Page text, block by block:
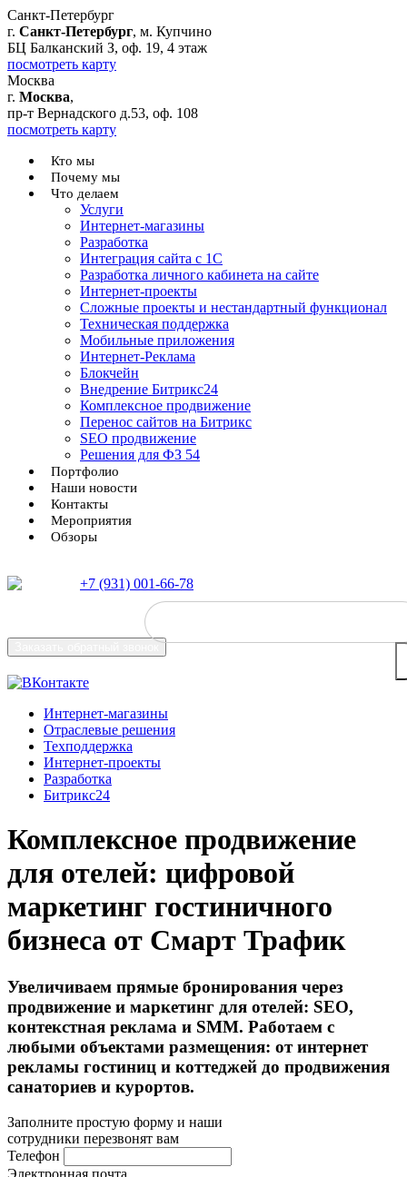
Санкт-Петербург
г. Санкт-Петербург, м. Купчино
БЦ Балканский З, оф. 19, 4 этаж
посмотреть карту
Москва
г. Москва,
пр-т Вернадского д.53, оф. 108
посмотреть карту
Кто мы
Почему мы
Что делаем
Услуги
Интернет-магазины
Разработка
Интеграция сайта с 1С
Разработка личного кабинета на сайте
Интернет-проекты
Сложные проекты и нестандартный функционал
Teхническая поддержка
Мобильные приложения
Интернет-Реклама
Блокчейн
Внедрение Битрикс24
Комплексное продвижение
Перенос сайтов на Битрикс
SEO продвижение
Решения для ФЗ 54
Портфолио
Наши новости
Контакты
Мероприятия
Обзоры
+7 (931) 001-66-78
Интернет-магазины
Отраслевые решения
Техподдержка
Интернет-проекты
Разработка
Битрикс24
Комплексное продвижение
для отелей: цифровой
маркетинг гостиничного
бизнеса от Смарт Трафик
Увеличиваем прямые бронирования через
продвижение и маркетинг для отелей: SEO,
контекстная реклама и SMM. Работаем с
любыми объектами размещения: от интернет
рекламы гостиниц и коттеджей до продвижения
санаториев и курортов.
Заполните простую форму и наши
сотрудники перезвонят вам
Телефон
Электронная почта